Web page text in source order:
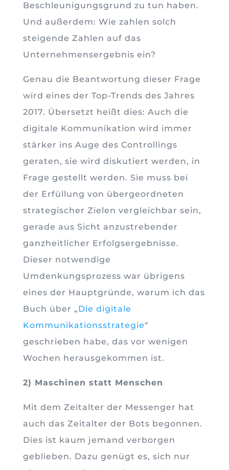
Beschleunigungsgrund zu tun haben.
Und außerdem: Wie zahlen solch
steigende Zahlen auf das
Unternehmensergebnis ein?
Genau die Beantwortung dieser Frage
wird eines der Top-Trends des Jahres
2017. Übersetzt heißt dies: Auch die
digitale Kommunikation wird immer
stärker ins Auge des Controllings
geraten, sie wird diskutiert werden, in
Frage gestellt werden. Sie muss bei
der Erfüllung von übergeordneten
strategischer Zielen vergleichbar sein,
gerade aus Sicht anzustrebender
ganzheitlicher Erfolgsergebnisse.
Dieser notwendige
Umdenkungsprozess war übrigens
eines der Hauptgründe, warum ich das
Buch über „Die digitale
Kommunikationsstrategie“
geschrieben habe, das vor wenigen
Wochen herausgekommen ist.
2) Maschinen statt Menschen
Mit dem Zeitalter der Messenger hat
auch das Zeitalter der Bots begonnen.
Dies ist kaum jemand verborgen
geblieben. Dazu genügt es, sich nur